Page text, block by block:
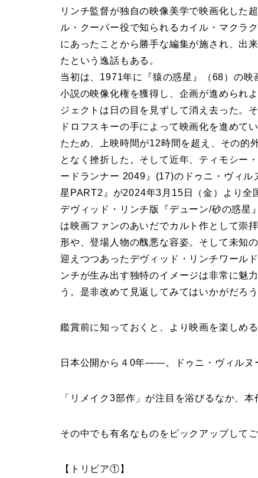
リンチ監督が独自の映像美学で映画化した
ル・クーパー役で知られるカイル・マクラ
にあったことから勝手な編集が施され、出
たという逸話もある。
当初は、1971年に『猿の惑星』（68）の
小説の映像化権を獲得し、企画が進められ
ジェクトは日の目を見ずして消え去った。
ドロフスキーの手によって映画化を進めて
たため、上映時間が12時間を超え、その的
となく挫折した。そして近年、ティモシー
ードランナー 2049』(17)のドゥニ・ヴィ
星PART2』が2024年3月15日（金）より全
デヴィッド・リンチ版『デューン/砂の惑星
は映画ファンのあいだでカルト作として崇
形や、登場人物の醜悪な容姿。そして未知
迎えつつあったデヴィッド・リンチワール
ンチが生み出す独特のイメージは非常に魅
う。是非改めて見返してみてはいかがだろ
鑑賞前に知っておくと、より映画を楽しめ
日本公開から４0年――。ドゥニ・ヴィルヌ
「リメイク3部作」が注目を浴びるなか、
その中でも有名なものをピックアップして
【トリビア①】